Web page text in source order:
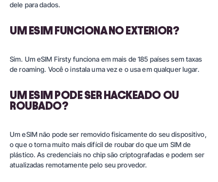
dele para dados.
UM ESIM FUNCIONA NO EXTERIOR?
Sim. Um eSIM Firsty funciona em mais de 185 países sem taxas
de roaming. Você o instala uma vez e o usa em qualquer lugar.
UM ESIM PODE SER HACKEADO OU
ROUBADO?
Um eSIM não pode ser removido fisicamente do seu dispositivo,
o que o torna muito mais difícil de roubar do que um SIM de
plástico. As credenciais no chip são criptografadas e podem ser
atualizadas remotamente pelo seu provedor.